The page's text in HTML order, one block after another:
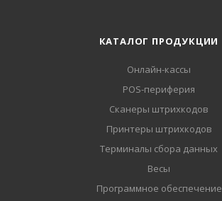
КАТАЛОГ ПРОДУКЦИИ
Онлайн-кассы
POS-периферия
Сканеры штрихкодов
Принтеры штрихкодов
Терминалы сбора данных
Весы
Программное обеспечение